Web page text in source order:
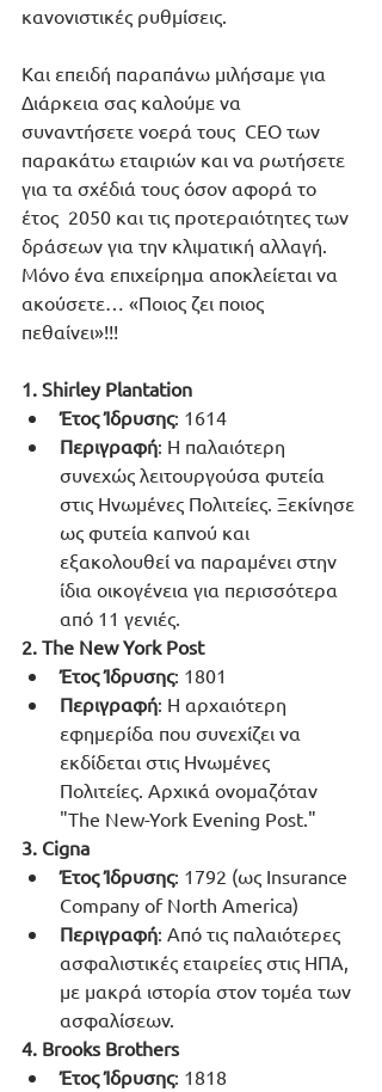
κανονιστικές ρυθμίσεις.
Και επειδή παραπάνω μιλήσαμε για
Διάρκεια σας καλούμε να
συναντήσετε νοερά τους  CEO των
παρακάτω εταιριών και να ρωτήσετε
για τα σχέδιά τους όσον αφορά το
έτος  2050 και τις προτεραιότητες των
δράσεων για την κλιματική αλλαγή.
Μόνο ένα επιχείρημα αποκλείεται να
ακούσετε… «Ποιος ζει ποιος
πεθαίνει»!!!
1. Shirley Plantation
Έτος Ίδρυσης: 1614
Περιγραφή: Η παλαιότερη
συνεχώς λειτουργούσα φυτεία
στις Ηνωμένες Πολιτείες. Ξεκίνησε
ως φυτεία καπνού και
εξακολουθεί να παραμένει στην
ίδια οικογένεια για περισσότερα
από 11 γενιές.
2. The New York Post
Έτος Ίδρυσης: 1801
Περιγραφή: Η αρχαιότερη
εφημερίδα που συνεχίζει να
εκδίδεται στις Ηνωμένες
Πολιτείες. Αρχικά ονομαζόταν
"The New-York Evening Post."
3. Cigna
Έτος Ίδρυσης: 1792 (ως Insurance
Company of North America)
Περιγραφή: Από τις παλαιότερες
ασφαλιστικές εταιρείες στις ΗΠΑ,
με μακρά ιστορία στον τομέα των
ασφαλίσεων.
4. Brooks Brothers
Έτος Ίδρυσης: 1818